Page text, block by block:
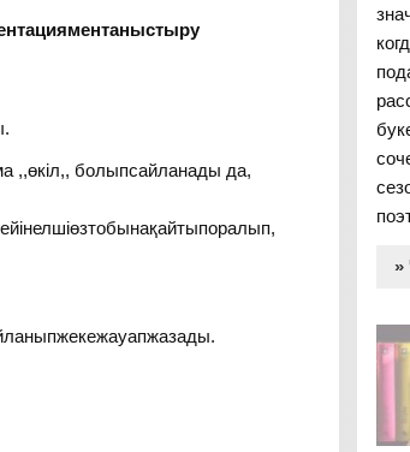
,,өкіл,, болыпсайланады да,
»